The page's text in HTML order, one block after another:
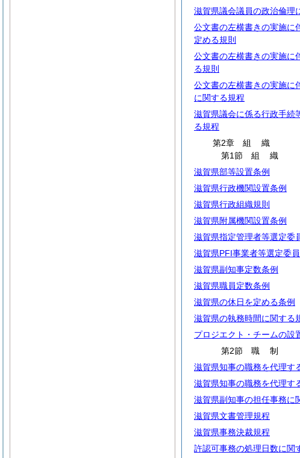
滋賀県議会議員の政治倫理
公文書の左横書きの実施に
定める規則
公文書の左横書きの実施に
る規則
公文書の左横書きの実施に
に関する規程
滋賀県議会に係る行政手続
る規程
第2章 組織
第1節 組織
滋賀県部等設置条例
滋賀県行政機関設置条例
滋賀県行政組織規則
滋賀県附属機関設置条例
滋賀県指定管理者等選定委
滋賀県PFI事業者等選定委員
滋賀県副知事定数条例
滋賀県職員定数条例
滋賀県の休日を定める条例
滋賀県の執務時間に関する
プロジエクト・チームの設
第2節 職制
滋賀県知事の職務を代理す
滋賀県知事の職務を代理す
滋賀県副知事の担任事務に
滋賀県文書管理規程
滋賀県事務決裁規程
許認可事務の処理日数に関